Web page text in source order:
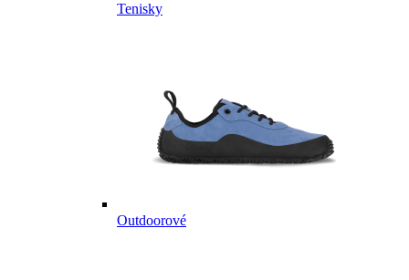
Tenisky
Outdoorové